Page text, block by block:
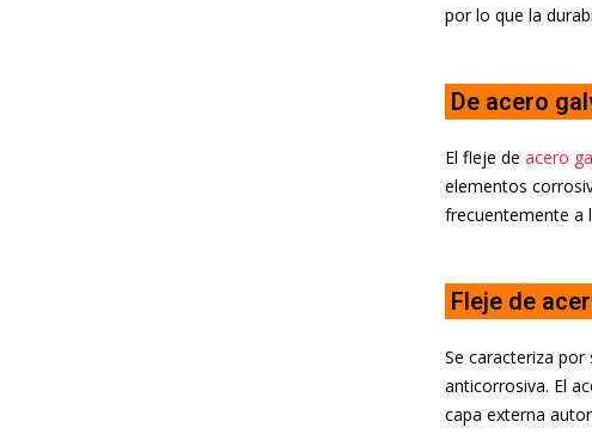
por lo que la
De acero
El fleje de acero
elementos
frecuentemente a
Fleje de
Se caracteriza
anticorrosiva. El
capa externa